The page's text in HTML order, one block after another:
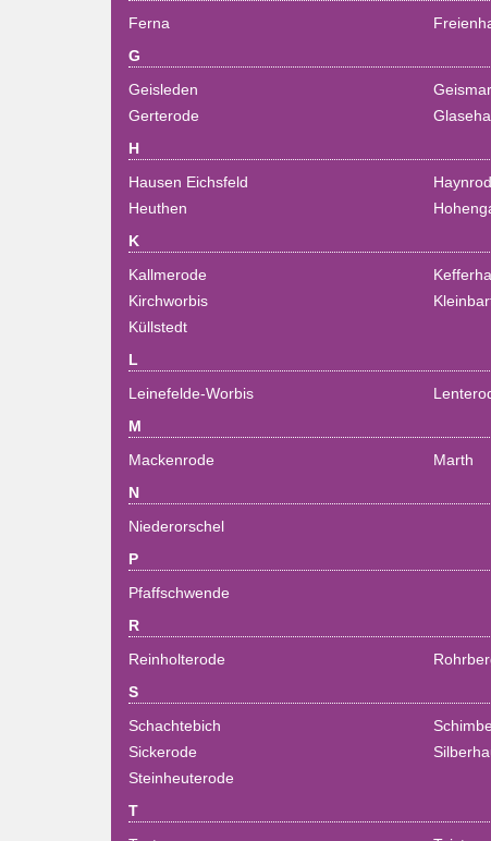
Ferna
G
Geisleden
Geismar
Gerterode
H
Hausen Eichsfeld
Heuthen
K
Kallmerode
Kirchworbis
Küllstedt
L
Leinefelde-Worbis
M
Mackenrode
Marth
N
Niederorschel
P
Pfaffschwende
R
Reinholterode
S
Schachtebich
Sickerode
Steinheuterode
T